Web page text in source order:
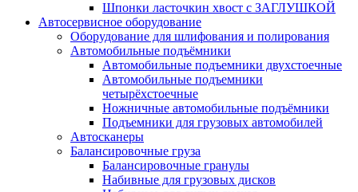
Шпонки ласточкин хвост с ЗАГЛУШКОЙ
Автосервисное оборудование
Оборудование для шлифования и полирования
Автомобильные подъёмники
Автомобильные подъемники двухстоечные
Автомобильные подъемники
четырёхстоечные
Ножничные автомобильные подъёмники
Подъемники для грузовых автомобилей
Автосканеры
Балансировочные груза
Балансировочные гранулы
Набивные для грузовых дисков